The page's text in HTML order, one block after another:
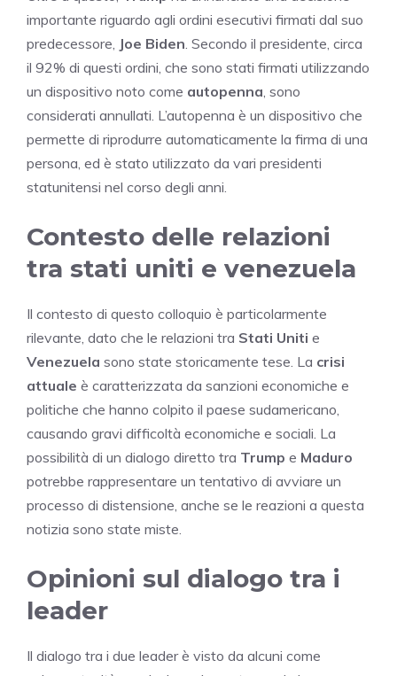
importante riguardo agli ordini esecutivi firmati dal suo
predecessore, Joe Biden . Secondo il presidente, circa
il 92% di questi ordini, che sono stati firmati utilizzando
un dispositivo noto come autopenna , sono
considerati annullati. L’autopenna è un dispositivo che
permette di riprodurre automaticamente la firma di una
persona, ed è stato utilizzato da vari presidenti
statunitensi nel corso degli anni.
Contesto delle relazioni
tra stati uniti e venezuela
Il contesto di questo colloquio è particolarmente
rilevante, dato che le relazioni tra Stati Uniti e
Venezuela sono state storicamente tese. La crisi
attuale è caratterizzata da sanzioni economiche e
politiche che hanno colpito il paese sudamericano,
causando gravi difficoltà economiche e sociali. La
possibilità di un dialogo diretto tra Trump e Maduro
potrebbe rappresentare un tentativo di avviare un
processo di distensione, anche se le reazioni a questa
notizia sono state miste.
Opinioni sul dialogo tra i
leader
Il dialogo tra i due leader è visto da alcuni come